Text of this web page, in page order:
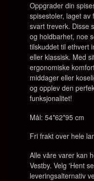
Oppgrader din
spisestoler, laget av
svart treverk. Disse
og holdbarhet, noe
tilskuddet til ethvert
eller klassisk. Med
ergonomiske
middager eller
og opplev den
funksjonalitet!
Mål: 54*62*95 cm
Fri frakt over hele
Alle våre varer kan
Vestby. Velg 'Hent
leveringsalternativ